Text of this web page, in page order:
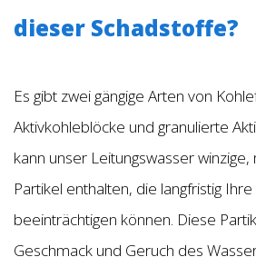
dieser Schadstoffe?
Es gibt zwei gängige Arten von
Aktivkohleblöcke und granulierte
kann unser Leitungswasser
Partikel enthalten, die langfristig
beeinträchtigen können. Diese
Geschmack und Geruch des